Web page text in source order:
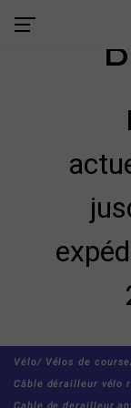
Vélo/ Vélos de
Câble dérailleur vélo